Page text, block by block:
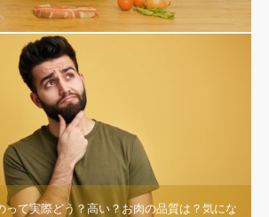
って実際どう？高い？お肉の品質は？気にな